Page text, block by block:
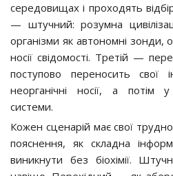
середовищах і проходять
— штучний: розумна
організми як автономні зонди,
носії свідомості. Третій —
поступово переносить свої
неорганічні носії, а потім
системи.
Кожен сценарій має свої
пояснення, як складна
виникнути без біохімії.